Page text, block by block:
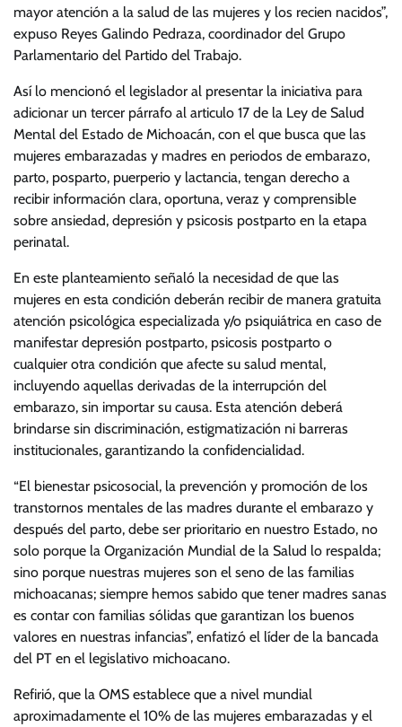
mayor atención a la salud de las mujeres y los recien nacidos”,
expuso Reyes Galindo Pedraza, coordinador del Grupo
Parlamentario del Partido del Trabajo.
Así lo mencionó el legislador al presentar la iniciativa para
adicionar un tercer párrafo al articulo 17 de la Ley de Salud
Mental del Estado de Michoacán, con el que busca que las
mujeres embarazadas y madres en periodos de embarazo,
parto, posparto, puerperio y lactancia, tengan derecho a
recibir información clara, oportuna, veraz y comprensible
sobre ansiedad, depresión y psicosis postparto en la etapa
perinatal.
En este planteamiento señaló la necesidad de que las
mujeres en esta condición deberán recibir de manera gratuita
atención psicológica especializada y/o psiquiátrica en caso de
manifestar depresión postparto, psicosis postparto o
cualquier otra condición que afecte su salud mental,
incluyendo aquellas derivadas de la interrupción del
embarazo, sin importar su causa. Esta atención deberá
brindarse sin discriminación, estigmatización ni barreras
institucionales, garantizando la confidencialidad.
“El bienestar psicosocial, la prevención y promoción de los
transtornos mentales de las madres durante el embarazo y
después del parto, debe ser prioritario en nuestro Estado, no
solo porque la Organización Mundial de la Salud lo respalda;
sino porque nuestras mujeres son el seno de las familias
michoacanas; siempre hemos sabido que tener madres sanas
es contar con familias sólidas que garantizan los buenos
valores en nuestras infancias”, enfatizó el líder de la bancada
del PT en el legislativo michoacano.
Refirió, que la OMS establece que a nivel mundial
aproximadamente el 10% de las mujeres embarazadas y el